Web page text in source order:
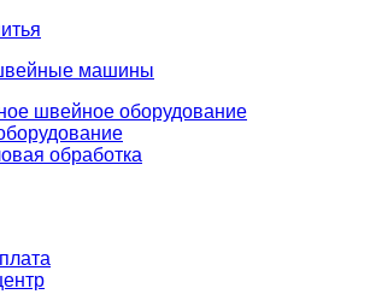
машины
швейное оборудование
обработка